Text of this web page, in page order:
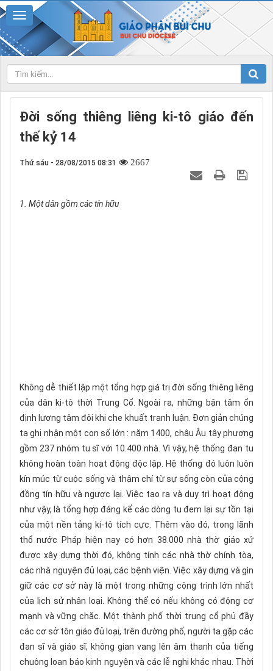
Đời sống thiêng liêng ki-tô giáo đến
thế kỷ 14
Thứ sáu - 28/08/2015 08:31 2667
1. Một dân gồm các tín hữu
Không dễ thiết lập một tổng hợp giá trị đời sống thiêng liêng
của dân ki-tô thời Trung Cổ. Ngoài ra, những bận tâm ổn
định lương tâm đôi khi che khuất tranh luận. Đơn giản chúng
ta ghi nhận một con số lớn : năm 1400, châu Âu tây phương
gồm 237 nhóm tu sĩ với 10.400 nhà. Vì vậy, hệ thống đan tu
không hoàn toàn hoạt động độc lập. Hệ thống đó luôn luôn
kín múc từ cuộc sống và thậm chí từ sự sống còn của cộng
đồng tín hữu và ngược lại. Việc tạo ra và duy trì hoạt động
như vậy, là tổng hợp đáng kể các dòng tu đem lại sự tồn tại
của một nền tảng ki-tô tích cực. Thêm vào đó, trong lãnh
thổ nước Pháp hiện nay có hơn 38.000 nhà thờ giáo xứ
được xây dựng thời đó, không tính các nhà thờ chính tòa,
các nhà nguyện đủ loại, các bệnh viện. Việc xây dựng và gìn
giữ các cơ sở này là một trong những công trình lớn nhất
của lịch sử nhân loại. Không thể có nếu không có động cơ
mạnh và vững chắc. Một thành phố thời trung cổ phủ đầy
các cơ sở tôn giáo đủ loại, trên đường phố, người ta gặp các
đan sĩ và giáo sĩ, không gian vang lên âm thanh của tiếng
chuông loan báo kinh nguyện và các lễ nghi khác nhau. Thời